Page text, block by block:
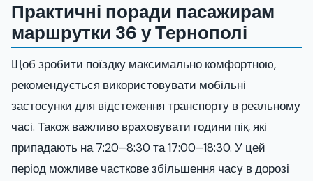
Практичні поради пасажирам
маршрутки 36 у Тернополі
Щоб зробити поїздку максимально комфортною,
рекомендується використовувати мобільні
застосунки для відстеження транспорту в реальному
часі. Також важливо враховувати години пік, які
припадають на 7:20–8:30 та 17:00–18:30. У цей
період можливе часткове збільшення часу в дорозі